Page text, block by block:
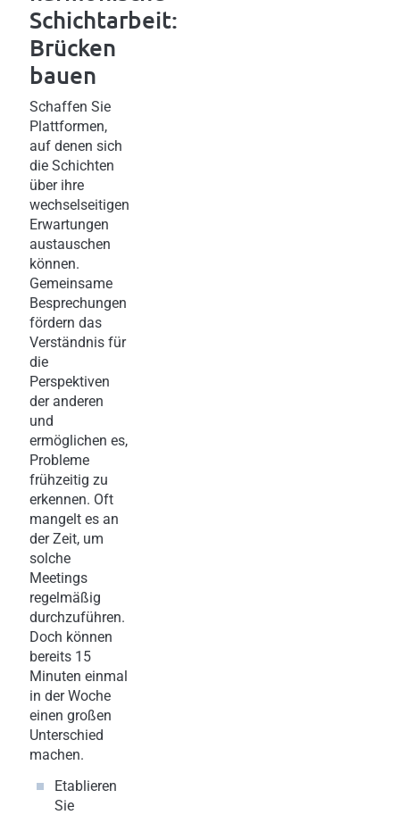
Schichtarbeit:
Brücken
bauen
Schaffen Sie
Plattformen,
auf denen sich
die Schichten
über ihre
wechselseitigen
Erwartungen
austauschen
können.
Gemeinsame
Besprechungen
fördern das
Verständnis für
die
Perspektiven
der anderen
und
ermöglichen es,
Probleme
frühzeitig zu
erkennen. Oft
mangelt es an
der Zeit, um
solche
Meetings
regelmäßig
durchzuführen.
Doch können
bereits 15
Minuten einmal
in der Woche
einen großen
Unterschied
machen.
Etablieren
Sie